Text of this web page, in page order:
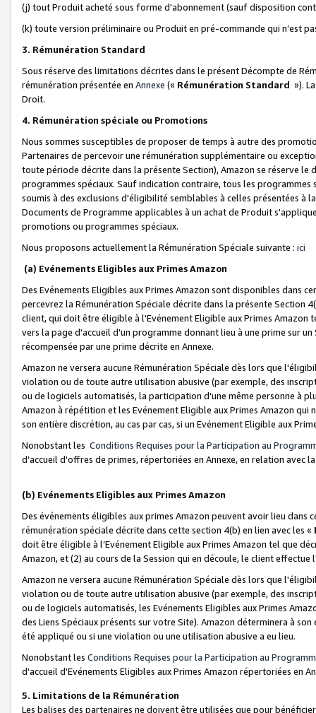
(j) tout Produit acheté sous forme d'abonnement (sauf disposition
(k) toute version préliminaire ou Produit en pré-commande qui n’est
3. Rémunération Standard
Sous réserve des limitations décrites dans le présent Décompte de
rémunération présentée en Annexe (« Rémunération Standard »).
Droit.
4. Rémunération spéciale ou Promotions
Nous sommes susceptibles de proposer de temps à autre des
Partenaires de percevoir une rémunération supplémentaire ou
toute période décrite dans la présente Section), Amazon se réserve
programmes spéciaux. Sauf indication contraire, tous les
soumis à des exclusions d'éligibilité semblables à celles présentées à
Documents de Programme applicables à un achat de Produit
promotions ou programmes spéciaux.
Nous proposons actuellement la Rémunération Spéciale suivante : ici
(a) Evénements Eligibles aux Primes Amazon
Des Evénements Eligibles aux Primes Amazon sont disponibles dans
percevrez la Rémunération Spéciale décrite dans la présente Section
client, qui doit être éligible à l'Evénement Eligible aux Primes Amazon
vers la page d'accueil d'un programme donnant lieu à une prime sur
récompensée par une prime décrite en Annexe.
Amazon ne versera aucune Rémunération Spéciale dès lors que
violation ou de toute autre utilisation abusive (par exemple, des
ou de logiciels automatisés, la participation d'une même personne à
Amazon à répétition et les Evénement Eligible aux Primes Amazon qui
son entière discrétion, au cas par cas, si un Evénement Eligible aux
Nonobstant les Conditions Requises pour la Participation au
d'accueil d'offres de primes, répertoriées en Annexe, en relation avec
(b) Evénements Eligibles aux Primes Amazon
Des événements éligibles aux primes Amazon peuvent avoir lieu dans
rémunération spéciale décrite dans cette section 4(b) en lien avec les «
doit être éligible à l’Evénement Eligible aux Primes Amazon tel que
Amazon, et (2) au cours de la Session qui en découle, le client
Amazon ne versera aucune Rémunération Spéciale dès lors que
violation ou de toute autre utilisation abusive (par exemple, des
ou de logiciels automatisés, les Evénements Eligibles aux Primes
des Liens Spéciaux présents sur votre Site). Amazon déterminera à
été appliqué ou si une violation ou une utilisation abusive a eu lieu.
Nonobstant les Conditions Requises pour la Participation au
d'accueil d'Evénements Eligibles aux Primes Amazon répertoriées en
5. Limitations de la Rémunération
Les balises des partenaires ne doivent être utilisées que pour